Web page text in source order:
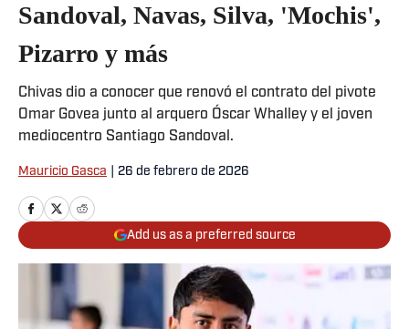
Sandoval, Navas, Silva, 'Mochis',
Pizarro y más
Chivas dio a conocer que renovó el contrato del pivote
Omar Govea junto al arquero Óscar Whalley y el joven
mediocentro Santiago Sandoval.
Mauricio Gasca 26 de febrero de 2026
Add us as a preferred source